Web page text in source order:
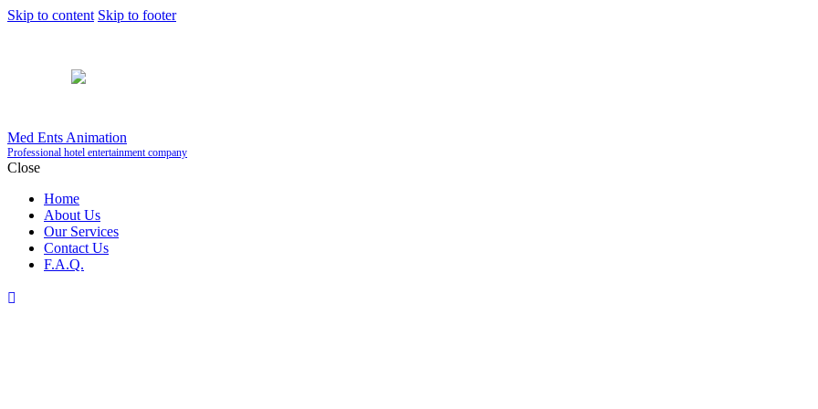
Skip to content Skip to footer
Med Ents Animation
Professional hotel entertainment company
Close
Home
About Us
Our Services
Contact Us
F.A.Q.